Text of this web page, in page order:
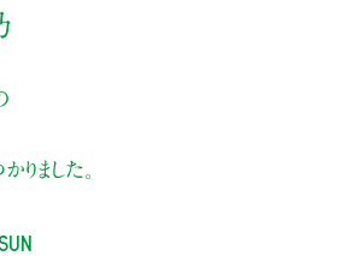
ました。